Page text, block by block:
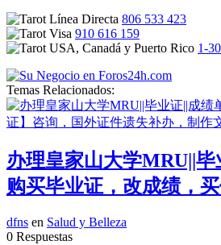
806 533 423
910 616 159
1-
Temas Relacionados:
办理皇家山大学MRU||
购买毕业证，改成绩，
dfns en Salud y Belleza
0 Respuestas